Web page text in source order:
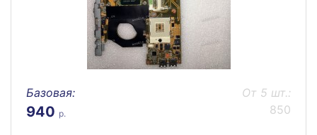
Базовая:
940 р.
От 5 шт.:
850